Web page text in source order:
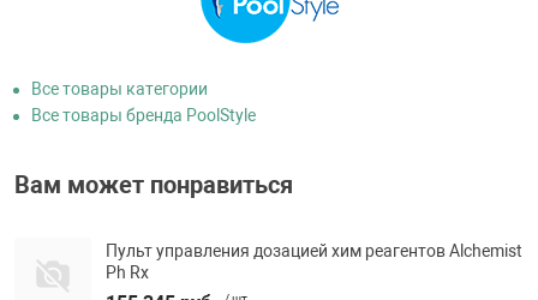
Все товары категории
Все товары бренда PoolStyle
Вам может понравиться
Пульт управления дозацией хим реагентов Alchemist
Ph Rx